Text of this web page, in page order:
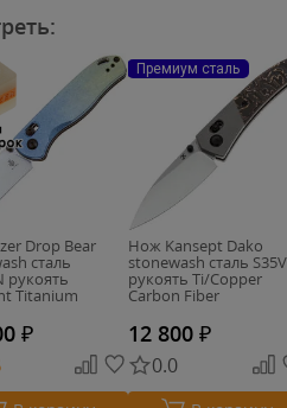
Drop Bear
сталь
рукоять
Titanium
₽
Премиум сталь
Нож Kansept Dako
stonewash сталь
рукоять Ti/Copper
Carbon Fiber
12 800 ₽
0.0